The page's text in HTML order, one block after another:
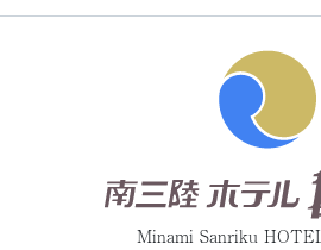
Minami Sanriku